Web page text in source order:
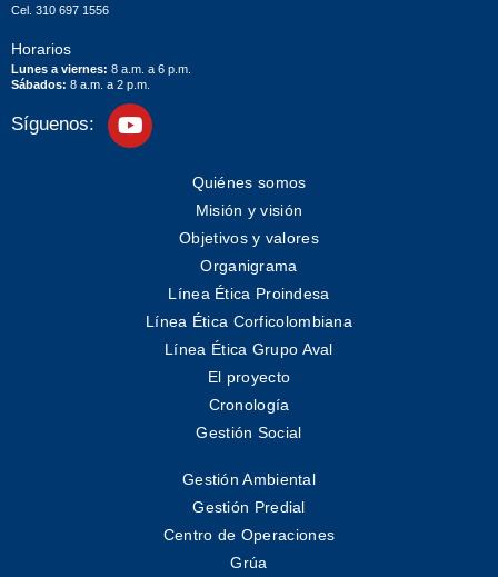
Cel. 310 697 1556
Horarios
Lunes a viernes: 8 a.m. a 6 p.m.
Sábados: 8 a.m. a 2 p.m.
Síguenos:
Quiénes somos
Misión y visión
Objetivos y valores
Organigrama
Línea Ética Proindesa
Línea Ética Corficolombiana
Línea Ética Grupo Aval
El proyecto
Cronología
Gestión Social
Gestión Ambiental
Gestión Predial
Centro de Operaciones
Grúa